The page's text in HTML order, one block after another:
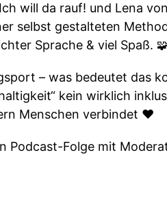
will da rauf! und Lena
selbst gestalteten
Sprache & viel Spaß.
– was bedeutet das
kein wirklich
Menschen verbindet ♥️
Podcast-Folge mit